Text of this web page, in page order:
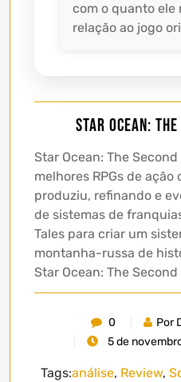
com o quanto ele
relação ao jogo
Star Ocean:
Star Ocean: The
melhores RPGs de ação
produziu, refinando e
de sistemas de
Tales para criar um
montanha-russa de
Star Ocean: The
0
Por
5 de
Tags:análise, Review,